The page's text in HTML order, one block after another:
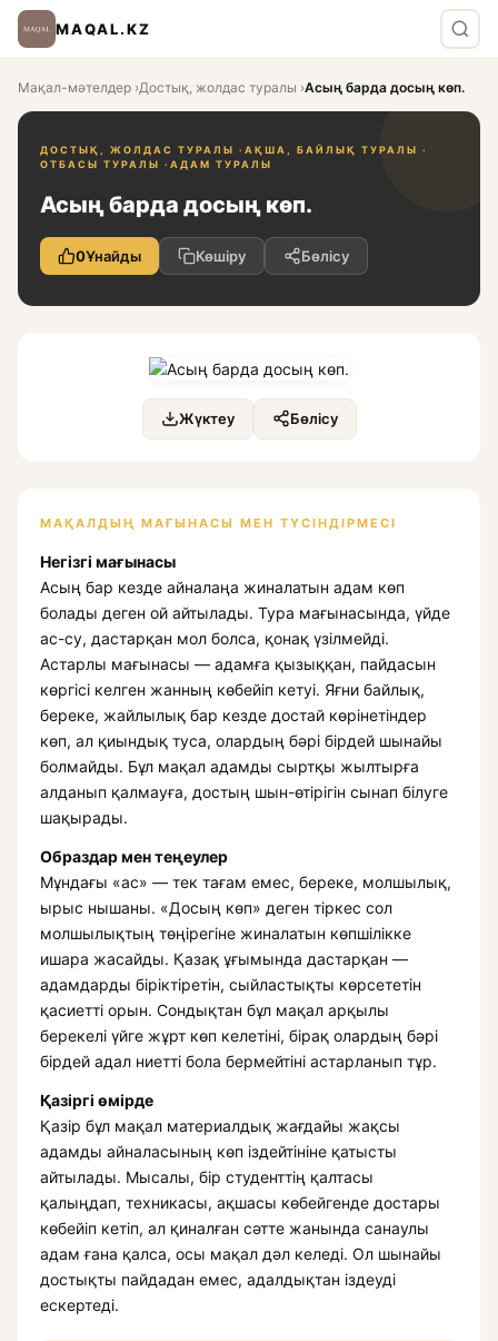
MAQAL.KZ
Мақал-мәтелдер ›Достық, жолдас туралы ›Асың барда досың көп.
ДОСТЫҚ, ЖОЛДАС ТУРАЛЫ · АҚША, БАЙЛЫҚ ТУРАЛЫ ·
ОТБАСЫ ТУРАЛЫ · АДАМ ТУРАЛЫ
Асың барда досың көп.
0Ұнайды Көшіру Бөлісу
Жүктеу Бөлісу
МАҚАЛДЫҢ МАҒЫНАСЫ МЕН ТҮСІНДІРМЕСІ
Негізгі мағынасы
Асың бар кезде айналаңа жиналатын адам көп
болады деген ой айтылады. Тура мағынасында, үйде
ас-су, дастарқан мол болса, қонақ үзілмейді.
Астарлы мағынасы — адамға қызыққан, пайдасын
көргісі келген жанның көбейіп кетуі. Яғни байлық,
береке, жайлылық бар кезде достай көрінетіндер
көп, ал қиындық туса, олардың бәрі бірдей шынайы
болмайды. Бұл мақал адамды сыртқы жылтырға
алданып қалмауға, достың шын-өтірігін сынап білуге
шақырады.
Образдар мен теңеулер
Мұндағы «ас» — тек тағам емес, береке, молшылық,
ырыс нышаны. «Досың көп» деген тіркес сол
молшылықтың төңірегіне жиналатын көпшілікке
ишара жасайды. Қазақ ұғымында дастарқан —
адамдарды біріктіретін, сыйластықты көрсететін
қасиетті орын. Сондықтан бұл мақал арқылы
берекелі үйге жұрт көп келетіні, бірақ олардың бәрі
бірдей адал ниетті бола бермейтіні астарланып тұр.
Қазіргі өмірде
Қазір бұл мақал материалдық жағдайы жақсы
адамды айналасының көп іздейтініне қатысты
айтылады. Мысалы, бір студенттің қалтасы
қалыңдап, техникасы, ақшасы көбейгенде достары
көбейіп кетіп, ал қиналған сәтте жанында санаулы
адам ғана қалса, осы мақал дәл келеді. Ол шынайы
достықты пайдадан емес, адалдықтан іздеуді
ескертеді.